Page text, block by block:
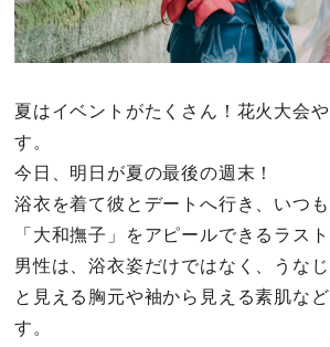
特集
ファッション・美容
グルメ
趣味・旅行
夏はイベントがたくさん！花火大会
す。
今日、明日が夏の最後の週末！
浴衣を着て彼とデートへ行き、いつ
「大和撫子」をアピールできるラス
男性は、浴衣姿だけではなく、うな
と見える胸元や袖から見える素肌な
す。